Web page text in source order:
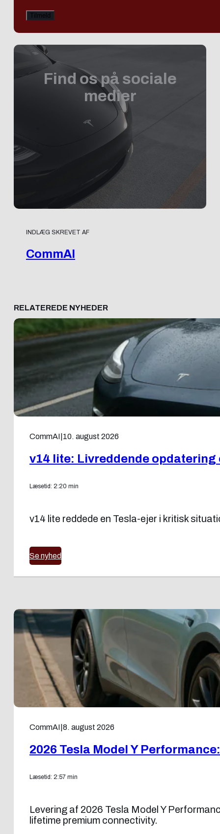
Find os på sociale
medier
INDLÆG SKREVET AF
CommAI
RELATEREDE NYHEDER
CommAI 10. august 2026
v14 lite: Livreddende opdatering
Læsetid: 2:20 min
v14 lite reddede en Tesla-ejer i kritisk
Se nyhed
CommAI 8. august 2026
2026 Tesla Model Y
Læsetid: 2:57 min
Levering af 2026 Tesla Model Y
lifetime premium connectivity.